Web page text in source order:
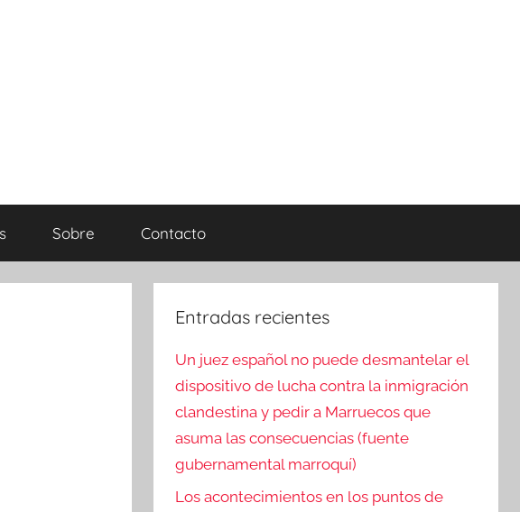
Sobre Contacto
Entradas recientes
Un juez español no puede desmantelar el
dispositivo de lucha contra la inmigración
clandestina y pedir a Marruecos que
asuma las consecuencias (fuente
gubernamental marroquí)
Los acontecimientos en los puntos de